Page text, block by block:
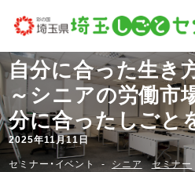
自分に合った生き
～シニアの労働市
分に合ったしごと
2025年11月11日
セミナー・イベント
シニア セミナー